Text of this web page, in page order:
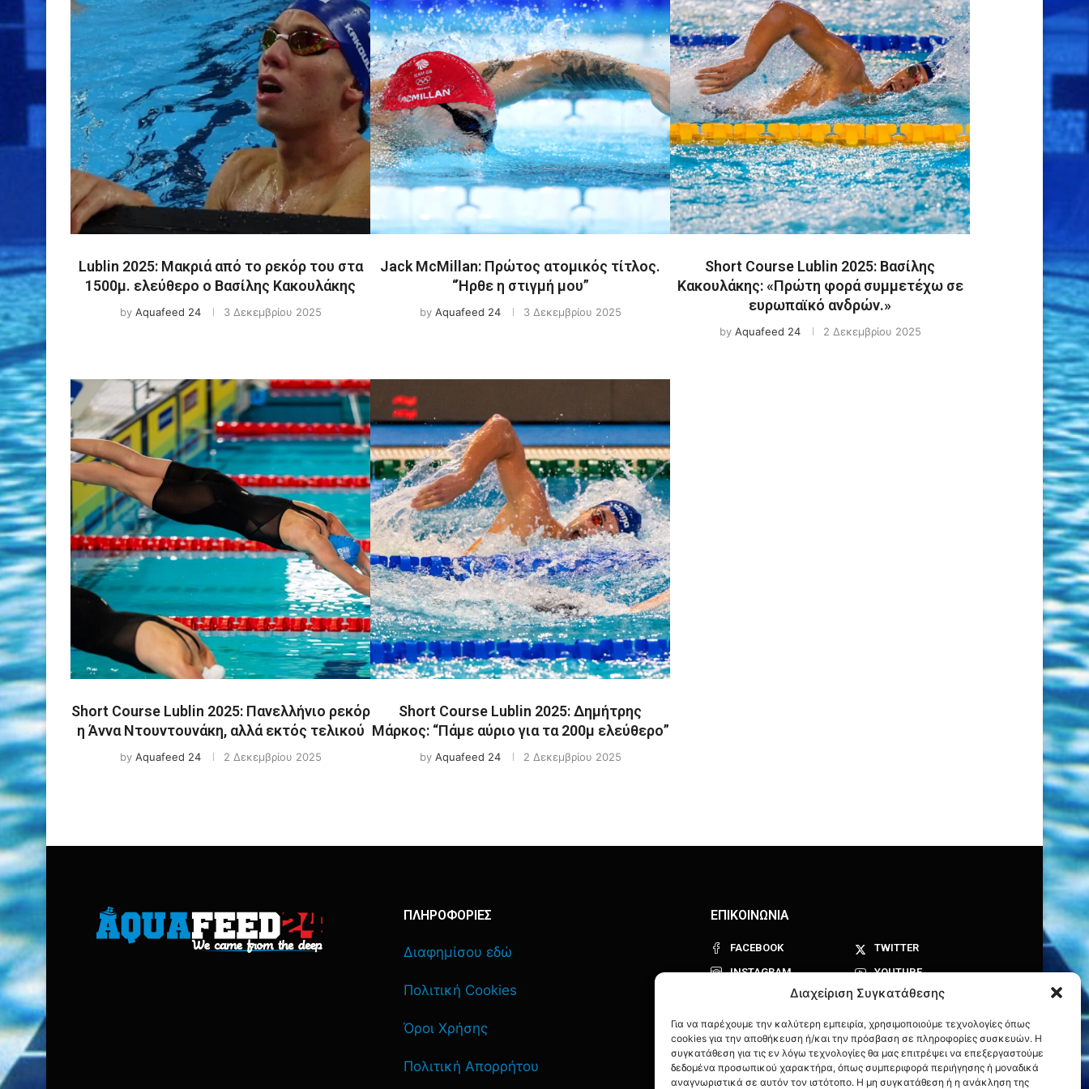
Διαχείριση Συγκατάθεσης
Για να παρέχουμε την καλύτερη εμπειρία, χρησιμοποιούμε τεχνολογίες όπως
cookies για την αποθήκευση ή/και την πρόσβαση σε πληροφορίες συσκευών. Η
συγκατάθεση για τις εν λόγω τεχνολογίες θα μας επιτρέψει να επεξεργαστούμε
δεδομένα προσωπικού χαρακτήρα, όπως συμπεριφορά περιήγησης ή μοναδικά
αναγνωριστικά σε αυτόν τον ιστότοπο. Η μη συγκατάθεση ή η ανάκληση της
Lublin 2025: Μακριά από το ρεκόρ του στα
1500μ. ελεύθερο ο Βασίλης Κακουλάκης
by Aquafeed 24 3 Δεκεμβρίου 2025
Jack McMillan: Πρώτος ατομικός τίτλος.
“Ήρθε η στιγμή μου”
by Aquafeed 24 3 Δεκεμβρίου 2025
Short Course Lublin 2025: Βασίλης
Κακουλάκης: «Πρώτη φορά συμμετέχω σε
ευρωπαϊκό ανδρών.»
by Aquafeed 24 2 Δεκεμβρίου 2025
Short Course Lublin 2025: Πανελλήνιο ρεκόρ
η Άννα Ντουντουνάκη, αλλά εκτός τελικού
by Aquafeed 24 2 Δεκεμβρίου 2025
Short Course Lublin 2025: Δημήτρης
Μάρκος: “Πάμε αύριο για τα 200μ ελεύθερο”
by Aquafeed 24 2 Δεκεμβρίου 2025
ΠΛΗΡΟΦΟΡΙΕΣ
Διαφημίσου εδώ
Πολιτική Cookies
Όροι Χρήσης
Πολιτική Απορρήτου
ΕΠΙΚΟΙΝΩΝΙΑ
FACEBOOK
TWITTER
INSTAGRAM
YOUTUBE